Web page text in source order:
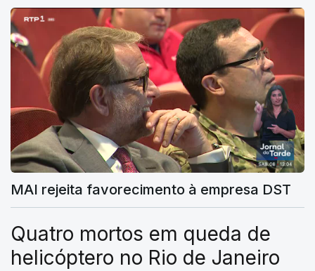
MAI rejeita favorecimento à empresa DST
Quatro mortos em queda de
helicóptero no Rio de Janeiro